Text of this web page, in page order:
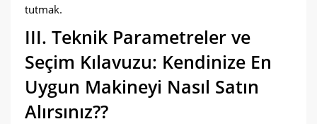
tutmak.
III. Teknik Parametreler ve
Seçim Kılavuzu: Kendinize En
Uygun Makineyi Nasıl Satın
Alırsınız??